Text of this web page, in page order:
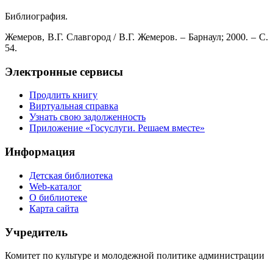
Библиография.
Жемеров, В.Г. Славгород / В.Г. Жемеров. – Барнаул; 2000. – С.
54.
Электронные сервисы
Продлить книгу
Виртуальная справка
Узнать свою задолженность
Приложение «Госуслуги. Решаем вместе»
Информация
Детская библиотека
Web-каталог
О библиотеке
Карта сайта
Учредитель
Комитет по культуре и молодежной политике администрации